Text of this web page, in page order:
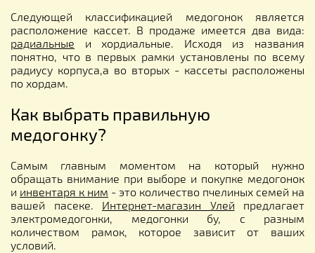
Следующей классификацией медогонок является
расположение кассет. В продаже имеется два вида:
радиальные и хордиальные. Исходя из названия
понятно, что в первых рамки установлены по всему
радиусу корпуса,а во вторых - кассеты расположены
по хордам.
Как выбрать правильную
медогонку?
Самым главным моментом на который нужно
обращать внимание при выборе и покупке медогонок
и инвентаря к ним - это количество пчелиных семей на
вашей пасеке. Интернет-магазин Улей предлагает
электромедогонки, медогонки бу, с разным
количеством рамок, которое зависит от ваших
условий.